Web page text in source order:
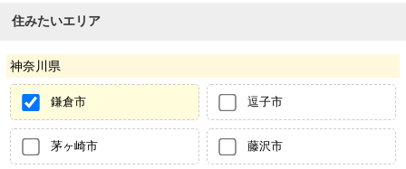
住みたいエリア
神奈川県
鎌倉市 逗子市
茅ヶ崎市 藤沢市